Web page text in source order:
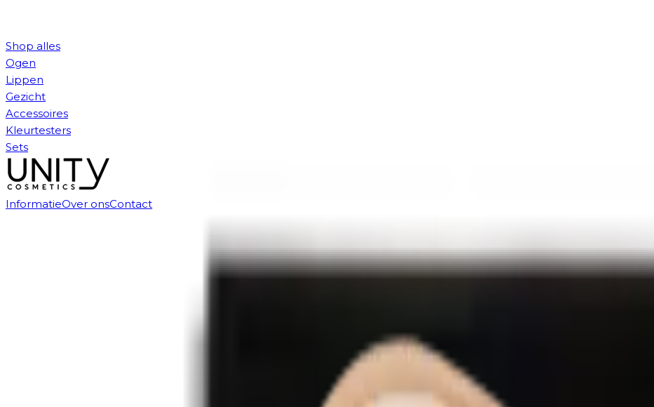
Shop alles
Ogen
Lippen
Gezicht
Accessoires
Kleurtesters
Sets
InformatieOver onsContact